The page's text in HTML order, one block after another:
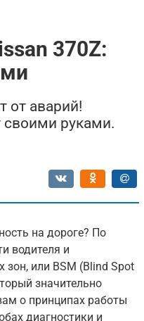
370Z:
от аварий!
своими руками.
на дороге? По
водителя и
зон, или BSM (Blind Spot
значительно
о принципах работы
диагностики и